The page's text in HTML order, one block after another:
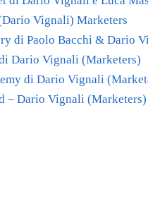
Vignali) Marketers
di Paolo Bacchi & Dario
Dario Vignali (Marketers)
di Dario Vignali
– Dario Vignali (Marketers)